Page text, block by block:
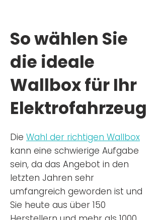
So wählen Sie
die ideale
Wallbox für Ihr
Elektrofahrzeug
Die Wahl der richtigen Wallbox
kann eine schwierige Aufgabe
sein, da das Angebot in den
letzten Jahren sehr
umfangreich geworden ist und
Sie heute aus über 150